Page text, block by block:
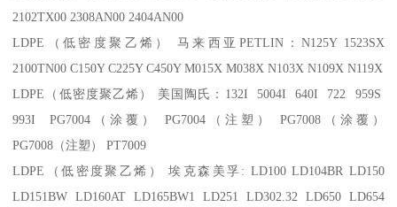
2102TX00 2308AN00 2404AN00
LDPE （低密度聚乙烯） 马来西亚 PETLIN：N125Y 1523SX
2100TN00 C150Y C225Y C450Y M015X M038X N103X N109X N119X
LDPE （低密度聚乙烯） 美国陶氏： 132I 5004I 640I 722 959S
993I PG7004 （涂覆）PG7004 （注塑） PG7008（涂覆）
PG7008 （注塑）
PT7009
LDPE （低密度聚乙烯） 埃克森美孚 : LD100 LD104BR LD150
LD151BW LD160AT LD165BW1 LD251 LD302.32 LD650 LD654